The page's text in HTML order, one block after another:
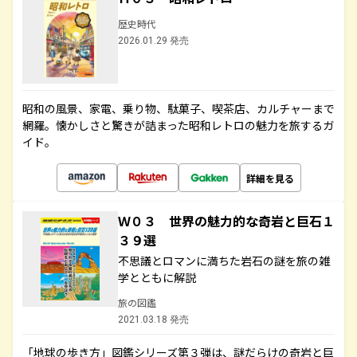
歴史時代
2026.01.29 発売
昭和の風景、家電、乗り物、駄菓子、喫茶店、カルチャーまで
網羅。懐かしさと驚きが詰まった昭和レトロの魅力を旅するガ
イド。
詳細を見る
Ｗ０３ 世界の魅力的な奇岩と巨石１
３９選
不思議とロマンに満ちた岩石の謎を旅の雑
学とともに解説
旅の図鑑
2021.03.18 発売
「地球の歩き方」図鑑シリーズ第３弾は、謎だらけの奇岩と巨